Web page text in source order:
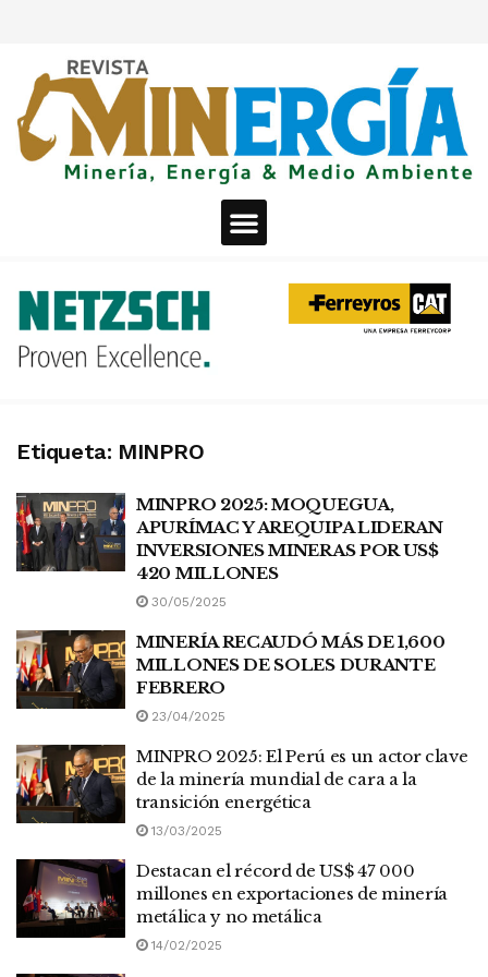
Etiqueta: MINPRO
MINPRO 2025: MOQUEGUA,
APURÍMAC Y AREQUIPA LIDERAN
INVERSIONES MINERAS POR US$
420 MILLONES
30/05/2025
MINERÍA RECAUDÓ MÁS DE 1,600
MILLONES DE SOLES DURANTE
FEBRERO
23/04/2025
MINPRO 2025: El Perú es un actor clave
de la minería mundial de cara a la
transición energética
13/03/2025
Destacan el récord de US$ 47 000
millones en exportaciones de minería
metálica y no metálica
14/02/2025